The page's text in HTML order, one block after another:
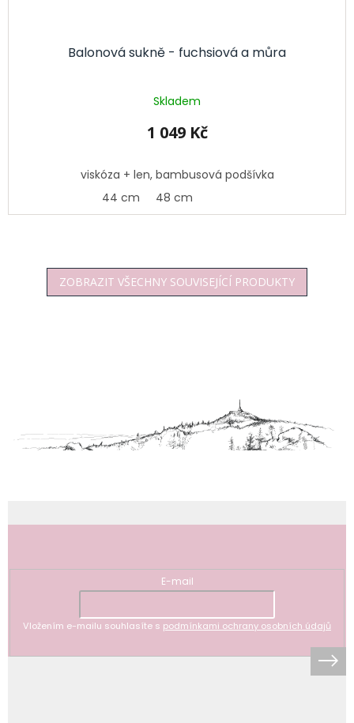
Balonová sukně - fuchsiová a můra
Skladem
1 049 Kč
viskóza + len, bambusová podšívka
44 cm
48 cm
ZOBRAZIT VŠECHNY SOUVISEJÍCÍ PRODUKTY
E-mail
Vložením e-mailu souhlasíte s podmínkami ochrany osobních údajů